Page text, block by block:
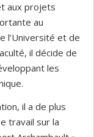
aux projets
au
l’Université et de
il décide de
les
il a de plus
travail sur la